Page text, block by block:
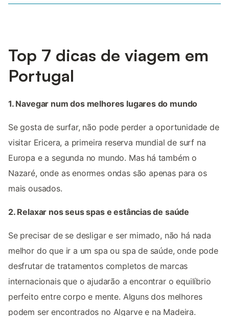
Top 7 dicas de viagem em
Portugal
1. Navegar num dos melhores lugares do mundo
Se gosta de surfar, não pode perder a oportunidade de
visitar Ericera, a primeira reserva mundial de surf na
Europa e a segunda no mundo. Mas há também o
Nazaré, onde as enormes ondas são apenas para os
mais ousados.
2. Relaxar nos seus spas e estâncias de saúde
Se precisar de se desligar e ser mimado, não há nada
melhor do que ir a um spa ou spa de saúde, onde pode
desfrutar de tratamentos completos de marcas
internacionais que o ajudarão a encontrar o equilíbrio
perfeito entre corpo e mente. Alguns dos melhores
podem ser encontrados no Algarve e na Madeira.